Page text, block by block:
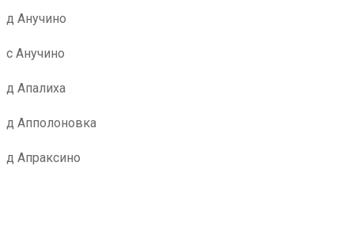
д Анучино
с Анучино
д Апалиха
д Апполоновка
д Апраксино